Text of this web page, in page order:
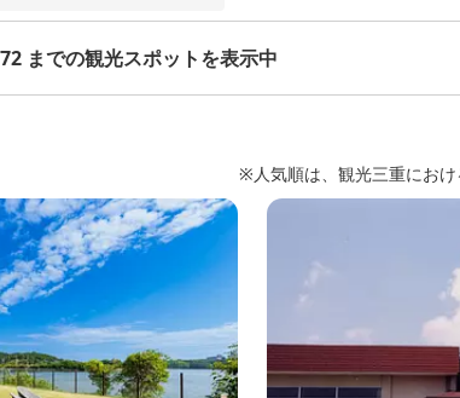
までの観光スポットを表示中
※人気順は、観光三重にお